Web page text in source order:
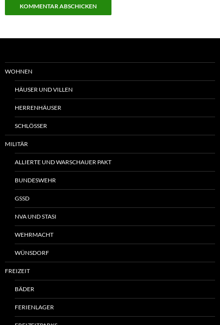
WOHNEN
HÄUSER UND VILLEN
HERRENHÄUSER
SCHLÖSSER
MILITÄR
ALLIERTE UND WARSCHAUER PAKT
BUNDESWEHR
GSSD
NVA UND STASI
WEHRMACHT
WÜNSDORF
FREIZEIT
BÄDER
FERIENLAGER